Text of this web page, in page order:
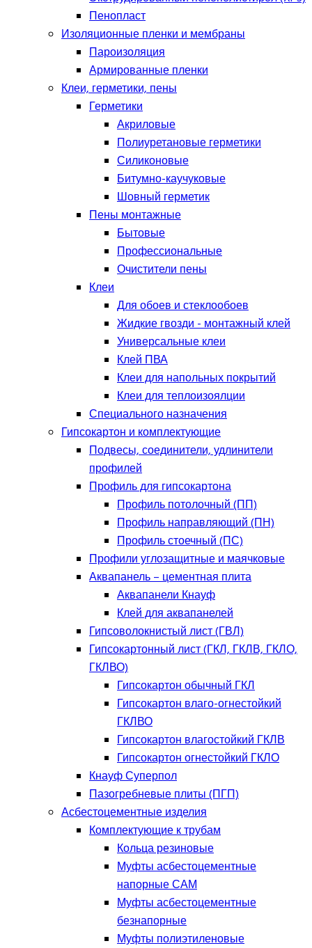
Пенопласт
Изоляционные пленки и мембраны
Пароизоляция
Армированные пленки
Клеи, герметики, пены
Герметики
Акриловые
Полиуретановые герметики
Силиконовые
Битумно-каучуковые
Шовный герметик
Пены монтажные
Бытовые
Профессиональные
Очистители пены
Клеи
Для обоев и стеклообоев
Жидкие гвозди - монтажный клей
Универсальные клеи
Клей ПВА
Клеи для напольных покрытий
Клеи для теплоизоялции
Специального назначения
Гипсокартон и комплектующие
Подвесы, соединители, удлинители
профилей
Профиль для гипсокартона
Профиль потолочный (ПП)
Профиль направляющий (ПН)
Профиль стоечный (ПС)
Профили углозащитные и маячковые
Аквапанель – цементная плита
Аквапанели Кнауф
Клей для аквапанелей
Гипсоволокнистый лист (ГВЛ)
Гипсокартонный лист (ГКЛ, ГКЛВ, ГКЛО,
ГКЛВО)
Гипсокартон обычный ГКЛ
Гипсокартон влаго-огнестойкий
ГКЛВО
Гипсокартон влагостойкий ГКЛВ
Гипсокартон огнестойкий ГКЛО
Кнауф Суперпол
Пазогребневые плиты (ПГП)
Асбестоцементные изделия
Комплектующие к трубам
Кольца резиновые
Муфты асбестоцементные
напорные САМ
Муфты асбестоцементные
безнапорные
Муфты полиэтиленовые